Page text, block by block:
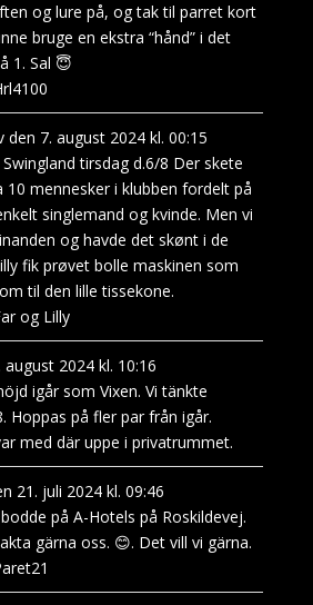
og lure på, og tak til parret kort
bruge en ekstra “hånd” i det
1. Sal 😇
den 7. august 2024 kl. 00:15
tirsdag d.6/8 Der skete
10 mennesker i klubben fordelt på
singlemand og kvinde. Men vi
og havde det skønt i de
fik prøvet bolle maskinen som
til den lille tissekone.
og Lilly
august 2024 kl. 10:16
igår som Vixen. Vi tänkte
Hoppas på fler par från igår.
med där uppe i privatrummet.
21. juli 2024 kl. 09:46
på A-Hotels på Roskildevej.
gärna oss. 😊. Det vill vi gärna.